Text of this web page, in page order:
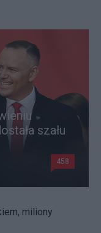
szału
458
miliony